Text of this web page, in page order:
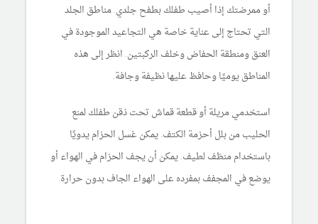
أو ممرضتك إذا أصيب طفلك بطفح جلدي. مناطق الجلد
التي تحتاج إلى عناية خاصة هي التجاعيد الموجودة في
العنق ومنطقة الحفاض وخلف الركبتين. انظر إلى هذه
المناطق يوميًا وحافظ عليها نظيفة وجافة.
استخدمي مريلة أو قطعة قماش تحت ذقن طفلك لمنع
الحليب من بلل أحزمة الكتف. يمكن غسل الحزام يدويًا
باستخدام منظف لطيف. يمكن أن يجف الحزام في الهواء أو
يوضع في المجفف بمفرده على الهواء الجاف بدون حرارة.